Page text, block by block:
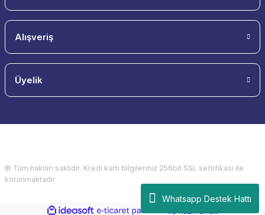
Whatsapp Destek Hattı
Alışveriş
Üyelik
© Tüm hakları saklıdır. Kredi kartı bilgileriniz 256bit SSL sertifikası ile
korunmaktadır.
ideasoft